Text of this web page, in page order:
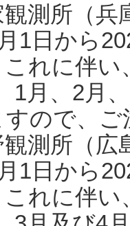
測所（
1日から
れに伴い
1月、2月
ので、
測所（
1日から
れに伴い